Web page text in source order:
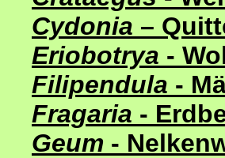
Cydonia –
Eriobotrya -
Filipendula -
Fragaria -
Geum -